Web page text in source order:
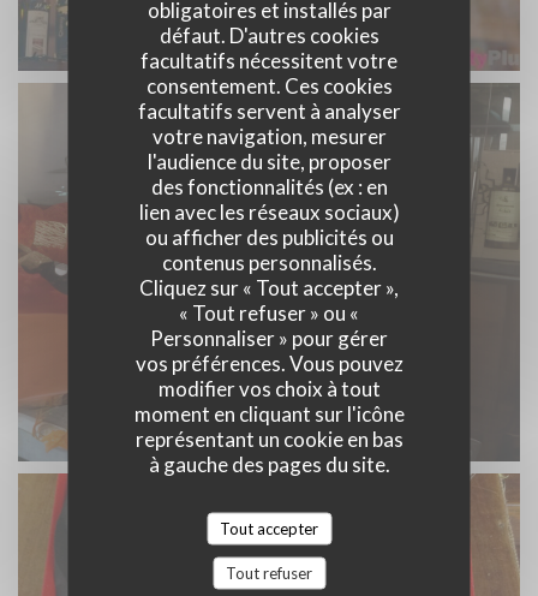
obligatoires et installés par
défaut. D'autres cookies
facultatifs nécessitent votre
consentement. Ces cookies
facultatifs servent à analyser
votre navigation, mesurer
l'audience du site, proposer
des fonctionnalités (ex : en
lien avec les réseaux sociaux)
ou afficher des publicités ou
contenus personnalisés.
Cliquez sur « Tout accepter »,
« Tout refuser » ou «
Personnaliser » pour gérer
vos préférences. Vous pouvez
modifier vos choix à tout
moment en cliquant sur l'icône
représentant un cookie en bas
à gauche des pages du site.
Tout accepter
Tout refuser